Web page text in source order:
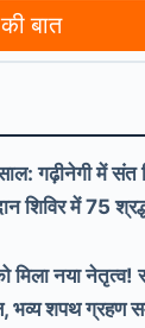
बात
गढ़ीनेगी में संत
शिविर में 75
मिला नया
भव्य शपथ ग्रहण